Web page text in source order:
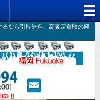
なら引取無料、高査定買取の廃